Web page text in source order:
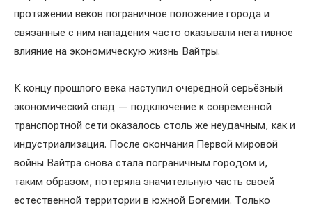
протяжении веков пограничное положение города и
связанные с ним нападения часто оказывали негативное
влияние на экономическую жизнь Вайтры.
К концу прошлого века наступил очередной серьёзный
экономический спад — подключение к современной
транспортной сети оказалось столь же неудачным, как и
индустриализация. После окончания Первой мировой
войны Вайтра снова стала пограничным городом и,
таким образом, потеряла значительную часть своей
естественной территории в южной Богемии. Только